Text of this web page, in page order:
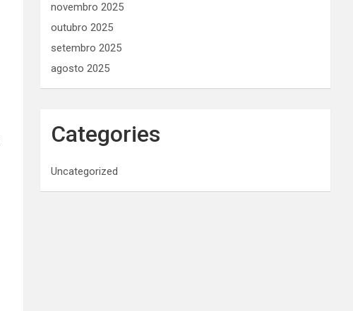
novembro 2025
outubro 2025
setembro 2025
agosto 2025
Categories
Uncategorized